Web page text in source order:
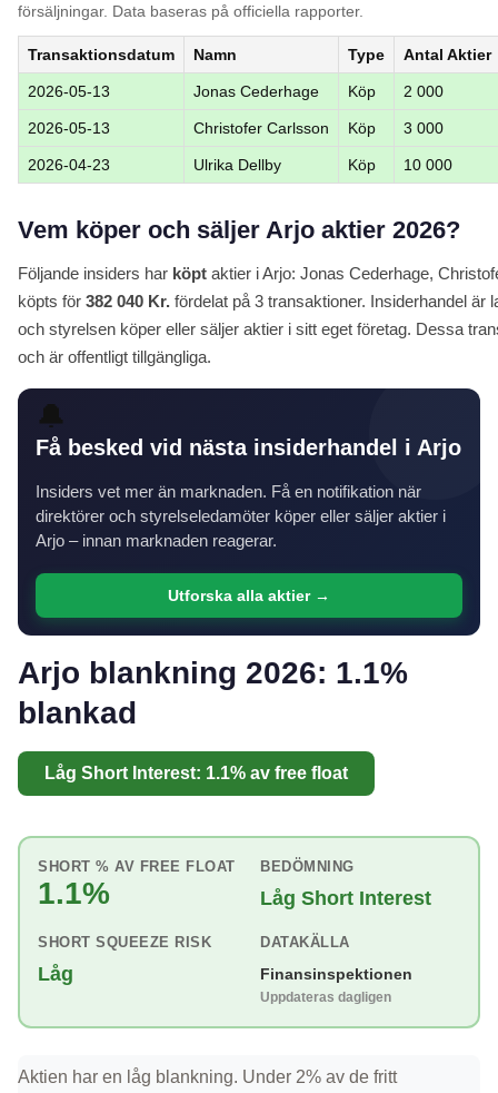
försäljningar. Data baseras på officiella rapporter.
Transaktionsdatum Namn Type Antal Aktier
2026-05-13 Jonas Cederhage Köp 2 000
2026-05-13 Christofer Carlsson Köp 3 000
2026-04-23 Ulrika Dellby Köp 10 000
Vem köper och säljer Arjo aktier 2026?
Följande insiders har köpt aktier i Arjo: Jonas Cederhage,
köpts för 382 040 Kr. fördelat på 3 transaktioner. Insiderhandel är
och styrelsen köper eller säljer aktier i sitt eget företag. Dessa
och är offentligt tillgängliga.
🔔
Få besked vid nästa insiderhandel i Arjo
Insiders vet mer än marknaden. Få en notifikation när
direktörer och styrelseledamöter köper eller säljer aktier i
Arjo – innan marknaden reagerar.
Utforska alla aktier →
Arjo blankning 2026: 1.1%
blankad
Låg Short Interest: 1.1% av free float
SHORT % AV FREE FLOAT
1.1%
BEDÖMNING
Låg Short Interest
SHORT SQUEEZE RISK
Låg
DATAKÄLLA
Finansinspektionen
Uppdateras dagligen
Aktien har en låg blankning. Under 2% av de fritt